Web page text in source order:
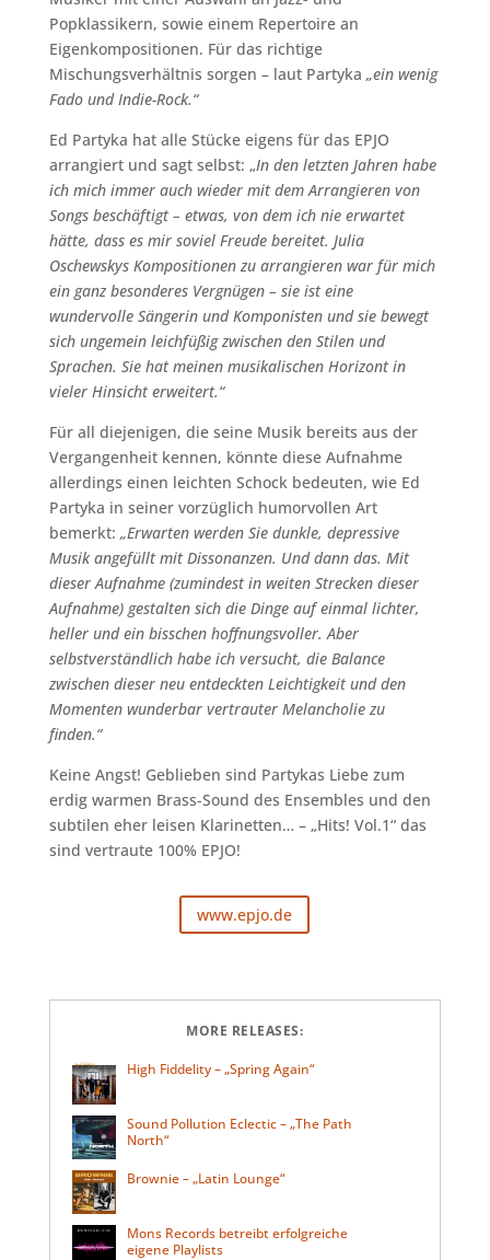
Popklassikern, sowie einem Repertoire an
Eigenkompositionen. Für das richtige
Mischungsverhältnis sorgen – laut Partyka „ein wenig
Fado und Indie-Rock.“
Ed Partyka hat alle Stücke eigens für das EPJO
arrangiert und sagt selbst: „In den letzten Jahren habe
ich mich immer auch wieder mit dem Arrangieren von
Songs beschäftigt – etwas, von dem ich nie erwartet
hätte, dass es mir soviel Freude bereitet. Julia
Oschewskys Kompositionen zu arrangieren war für mich
ein ganz besonderes Vergnügen – sie ist eine
wundervolle Sängerin und Komponisten und sie bewegt
sich ungemein leichfüßig zwischen den Stilen und
Sprachen. Sie hat meinen musikalischen Horizont in
vieler Hinsicht erweitert.“
Für all diejenigen, die seine Musik bereits aus der
Vergangenheit kennen, könnte diese Aufnahme
allerdings einen leichten Schock bedeuten, wie Ed
Partyka in seiner vorzüglich humorvollen Art
bemerkt: „Erwarten werden Sie dunkle, depressive
Musik angefüllt mit Dissonanzen. Und dann das. Mit
dieser Aufnahme (zumindest in weiten Strecken dieser
Aufnahme) gestalten sich die Dinge auf einmal lichter,
heller und ein bisschen hoffnungsvoller. Aber
selbstverständlich habe ich versucht, die Balance
zwischen dieser neu entdeckten Leichtigkeit und den
Momenten wunderbar vertrauter Melancholie zu
finden.“
Keine Angst! Geblieben sind Partykas Liebe zum
erdig warmen Brass-Sound des Ensembles und den
subtilen eher leisen Klarinetten… – „Hits! Vol.1“ das
sind vertraute 100% EPJO!
www.epjo.de
MORE RELEASES:
High Fiddelity – „Spring Again“
Sound Pollution Eclectic – „The Path
North“
Brownie – „Latin Lounge“
Mons Records betreibt erfolgreiche
eigene Playlists